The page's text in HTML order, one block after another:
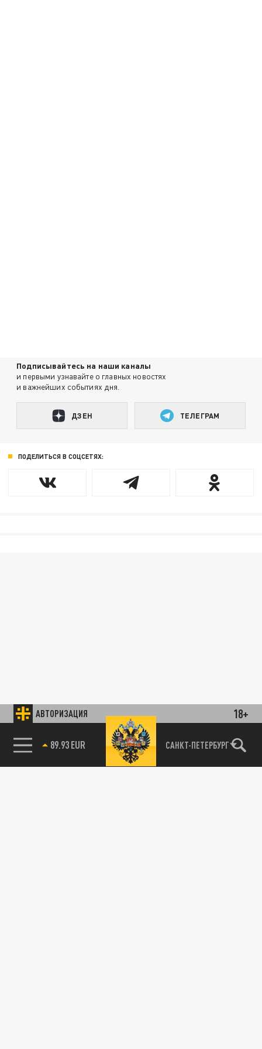
АВТОРИЗАЦИЯ 18+
89.93 EUR САНКТ-ПЕТЕРБУРГ
Подписывайтесь на наши каналы
и первыми узнавайте о главных новостях
и важнейших событиях дня.
ДЗЕН ТЕЛЕГРАМ
ПОДЕЛИТЬСЯ В СОЦСЕТЯХ: